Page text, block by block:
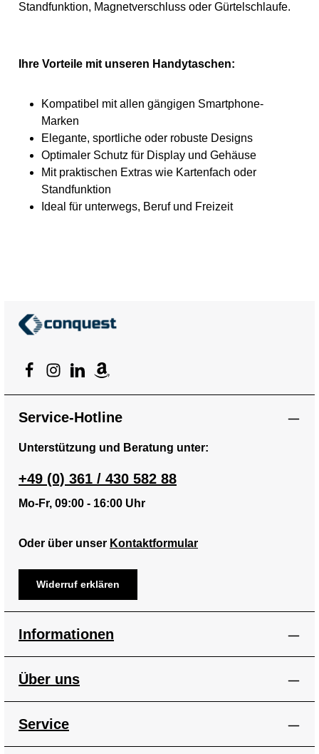
Standfunktion, Magnetverschluss oder Gürtelschlaufe.
Ihre Vorteile mit unseren Handytaschen:
Kompatibel mit allen gängigen Smartphone-
Marken
Elegante, sportliche oder robuste Designs
Optimaler Schutz für Display und Gehäuse
Mit praktischen Extras wie Kartenfach oder
Standfunktion
Ideal für unterwegs, Beruf und Freizeit
Service-Hotline
Unterstützung und Beratung unter:
+49 (0) 361 / 430 582 88
Mo-Fr, 09:00 - 16:00 Uhr
Oder über unser Kontaktformular
Widerruf erklären
Informationen
Über uns
Service